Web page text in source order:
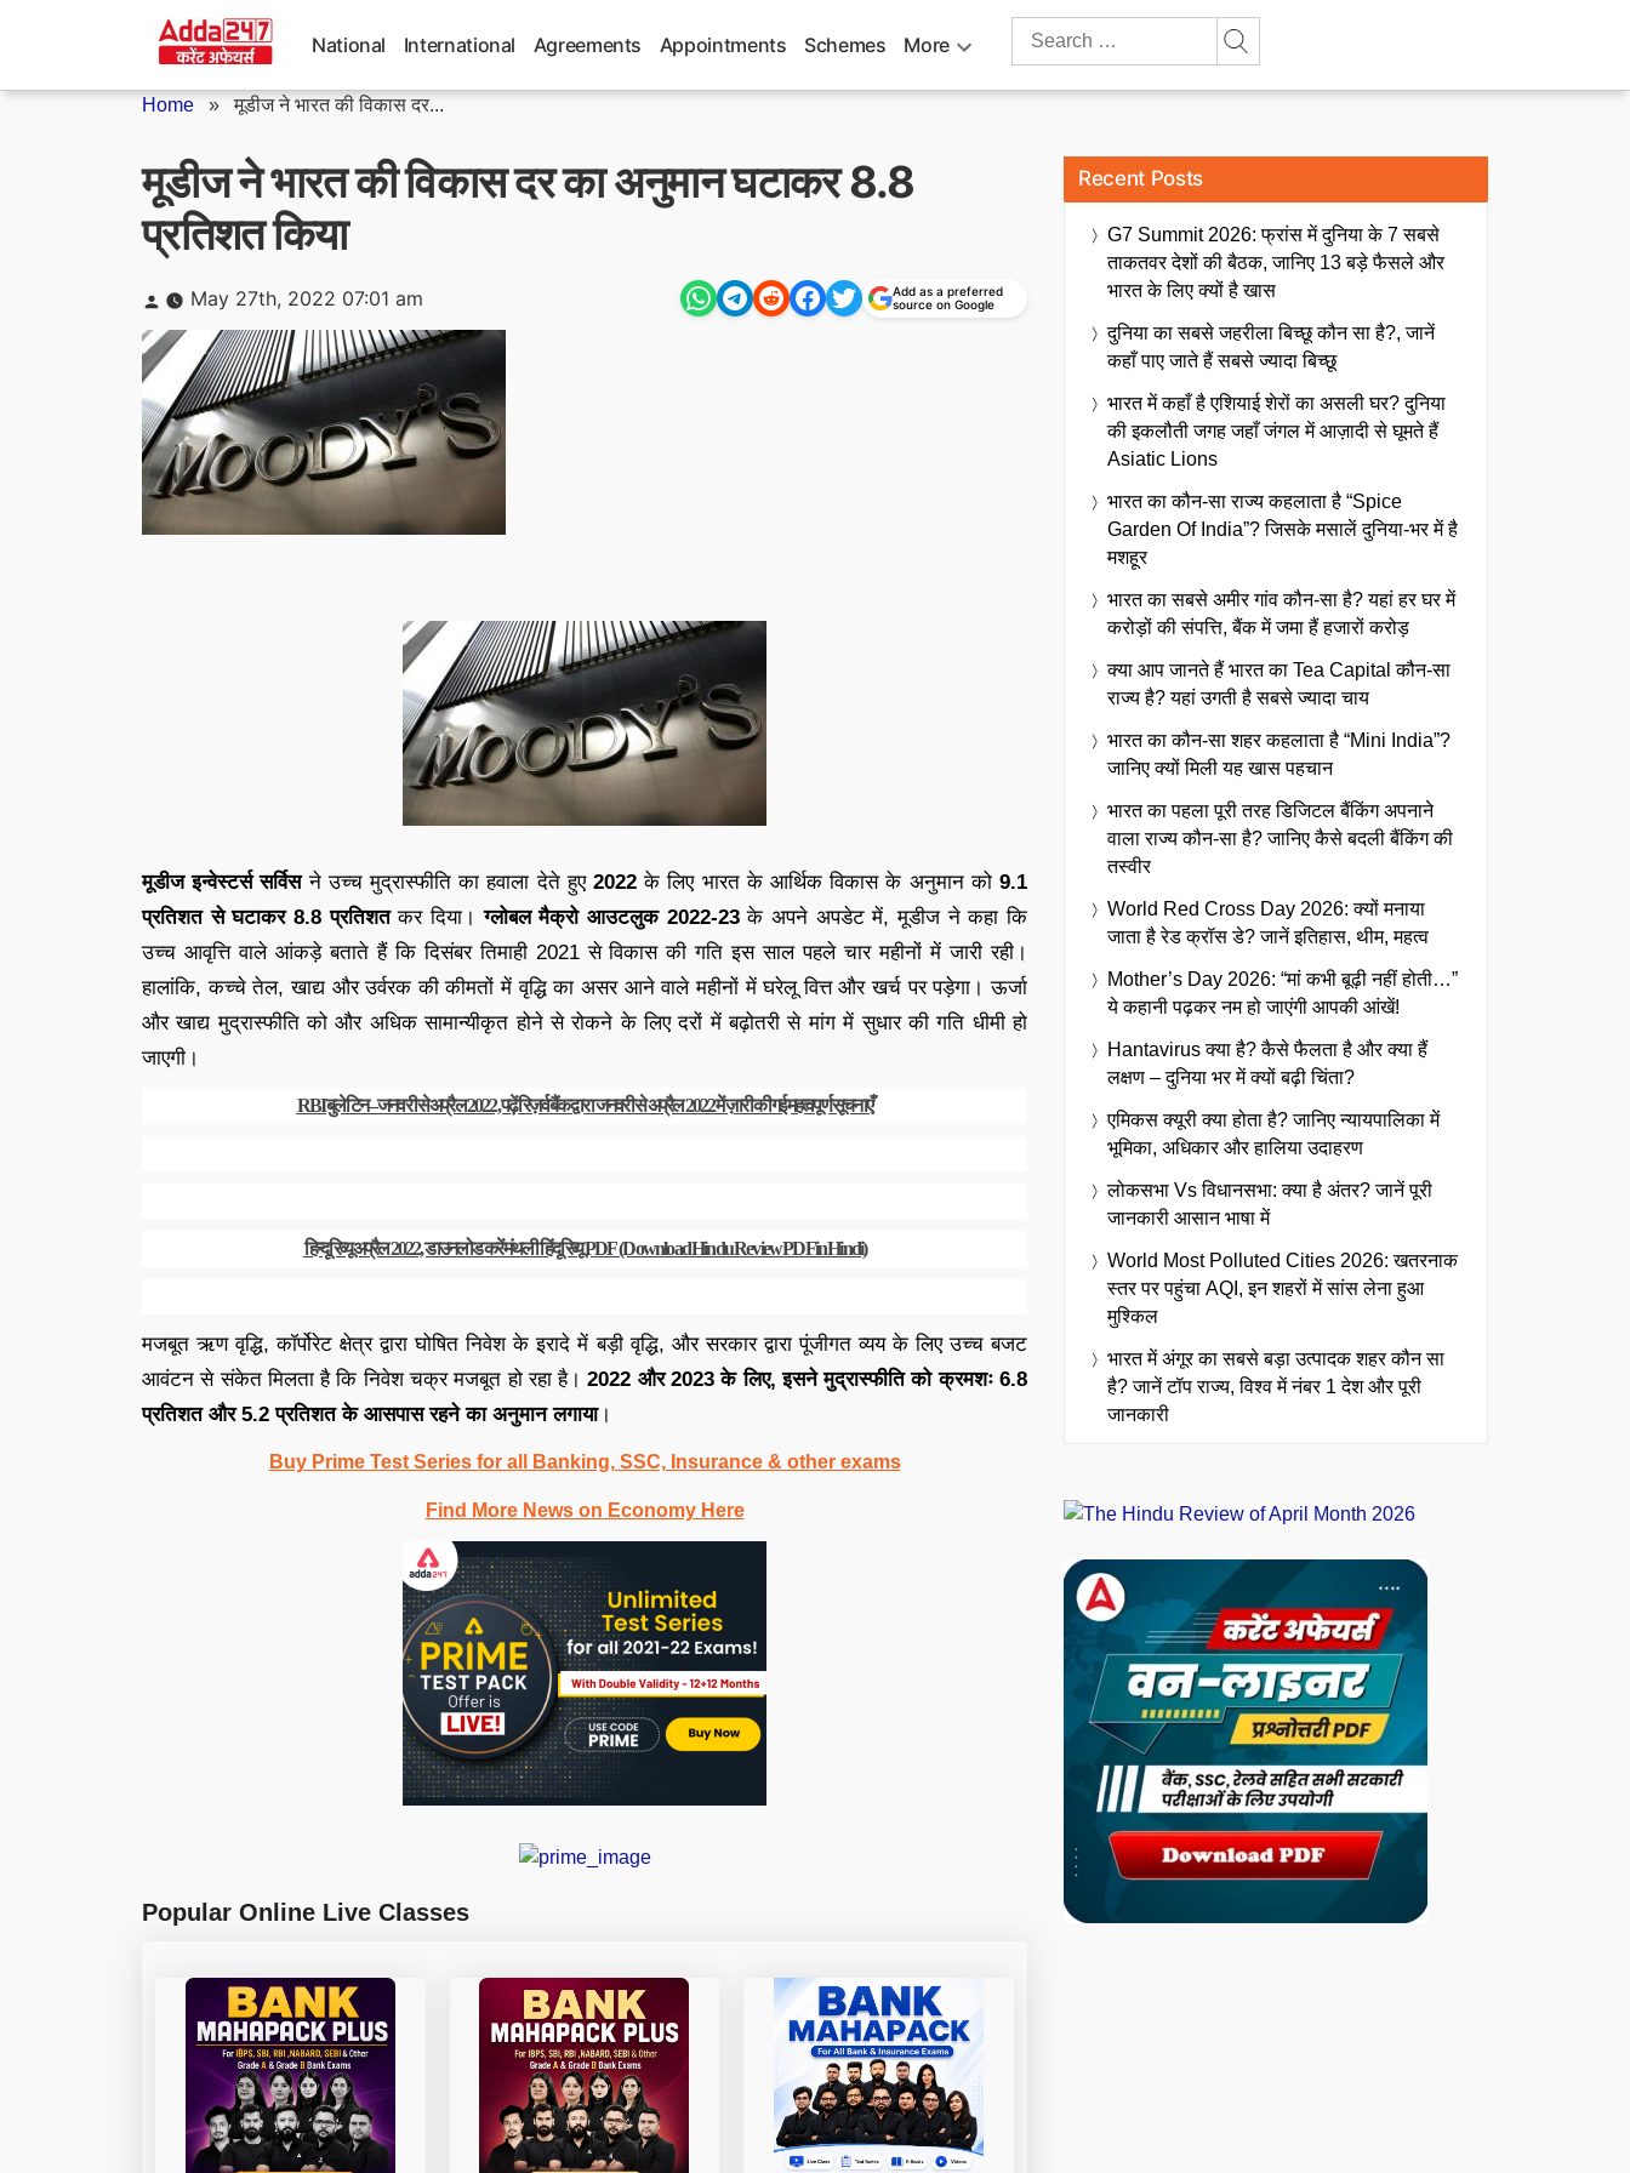
National International Agreements Appointments Schemes More
Search
Home »मूडीज ने भारत की विकास दर...
मूडीज ने भारत की विकास दर का अनुमान घटाकर 8.8
प्रतिशत किया
Posted
by
May 27th, 2022 07:01 am
Add as a preferred
source on Google
मूडीज इन्वेस्टर्स सर्विसने उच्च मुद्रास्फीति का हवाला देते हुए2022के लिए भारत के आर्थिक विकास के अनुमान को9.1
प्रतिशत से घटाकर 8.8 प्रतिशतकर दिया।ग्लोबल मैक्रो आउटलुक 2022-23के अपने अपडेट में, मूडीज ने कहा कि
उच्च आवृत्ति वाले आंकड़े बताते हैं कि दिसंबर तिमाही 2021 से विकास की गति इस साल पहले चार महीनों में जारी रही।
हालांकि, कच्चे तेल, खाद्य और उर्वरक की कीमतों में वृद्धि का असर आने वाले महीनों में घरेलू वित्त और खर्च पर पड़ेगा। ऊर्जा
और खाद्य मुद्रास्फीति को और अधिक सामान्यीकृत होने से रोकने के लिए दरों में बढ़ोतरी से मांग में सुधार की गति धीमी हो
जाएगी।
RBI बुलेटिन – जनवरी से अप्रैल 2022, पढ़ें रिज़र्व बैंक द्वारा जनवरी से अप्रैल 2022 में ज़ारी की गई महत्वपूर्ण सूचनाएँ
हिन्दू रिव्यू अप्रैल 2022, डाउनलोड करें मंथली हिंदू रिव्यू PDF(Download Hindu Review PDF in Hindi)
मजबूत ऋण वृद्धि, कॉर्पोरेट क्षेत्र द्वारा घोषित निवेश के इरादे में बड़ी वृद्धि, और सरकार द्वारा पूंजीगत व्यय के लिए उच्च बजट
आवंटन से संकेत मिलता है कि निवेश चक्र मजबूत हो रहा है।2022 और 2023 के लिए, इसने मुद्रास्फीति को क्रमशः 6.8
प्रतिशत और 5.2 प्रतिशत के आसपास रहने का अनुमान लगाया।
Buy Prime Test Series for all Banking, SSC, Insurance & other exams
Find More News on Economy Here
Popular Online Live Classes
Recent Posts
G7 Summit 2026: फ्रांस में दुनिया के 7 सबसे
ताकतवर देशों की बैठक, जानिए 13 बड़े फैसले और
भारत के लिए क्यों है खास
दुनिया का सबसे जहरीला बिच्छू कौन सा है?, जानें
कहाँ पाए जाते हैं सबसे ज्यादा बिच्छू
भारत में कहाँ है एशियाई शेरों का असली घर? दुनिया
की इकलौती जगह जहाँ जंगल में आज़ादी से घूमते हैं
Asiatic Lions
भारत का कौन-सा राज्य कहलाता है “Spice
Garden Of India”? जिसके मसालें दुनिया-भर में है
मशहूर
भारत का सबसे अमीर गांव कौन-सा है? यहां हर घर में
करोड़ों की संपत्ति, बैंक में जमा हैं हजारों करोड़
क्या आप जानते हैं भारत का Tea Capital कौन-सा
राज्य है? यहां उगती है सबसे ज्यादा चाय
भारत का कौन-सा शहर कहलाता है “Mini India”?
जानिए क्यों मिली यह खास पहचान
भारत का पहला पूरी तरह डिजिटल बैंकिंग अपनाने
वाला राज्य कौन-सा है? जानिए कैसे बदली बैंकिंग की
तस्वीर
World Red Cross Day 2026: क्यों मनाया
जाता है रेड क्रॉस डे? जानें इतिहास, थीम, महत्व
Mother’s Day 2026: “मां कभी बूढ़ी नहीं होती…”
ये कहानी पढ़कर नम हो जाएंगी आपकी आंखें!
Hantavirus क्या है? कैसे फैलता है और क्या हैं
लक्षण – दुनिया भर में क्यों बढ़ी चिंता?
एमिकस क्यूरी क्या होता है? जानिए न्यायपालिका में
भूमिका, अधिकार और हालिया उदाहरण
लोकसभा Vs विधानसभा: क्या है अंतर? जानें पूरी
जानकारी आसान भाषा में
World Most Polluted Cities 2026: खतरनाक
स्तर पर पहुंचा AQI, इन शहरों में सांस लेना हुआ
मुश्किल
भारत में अंगूर का सबसे बड़ा उत्पादक शहर कौन सा
है? जानें टॉप राज्य, विश्व में नंबर 1 देश और पूरी
जानकारी